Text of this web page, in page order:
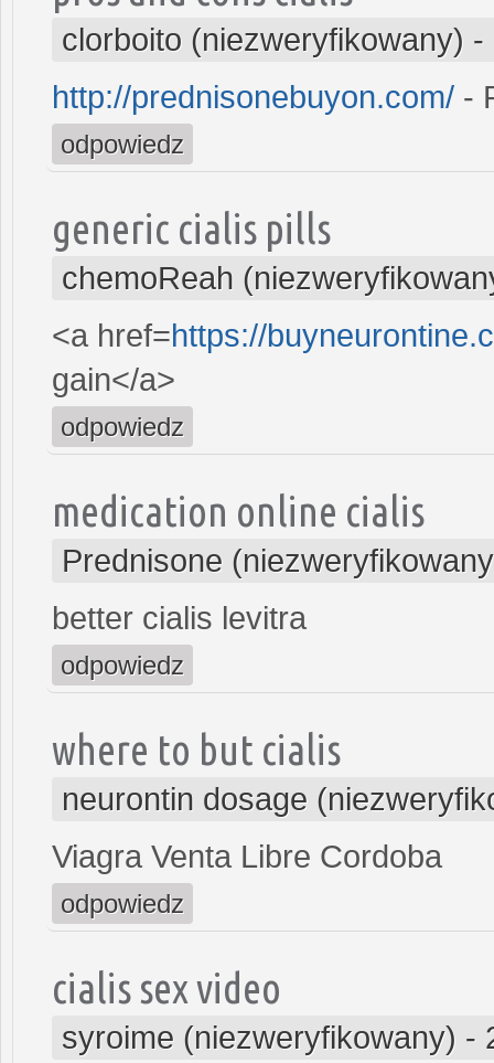
clorboito (niezweryfikowany) -
http://prednisonebuyon.com/ -
odpowiedz
generic cialis pills
chemoReah
<a href=https://
gain</a>
odpowiedz
medication online cialis
Prednisone
better cialis levitra
odpowiedz
where to but cialis
neurontin dosage
Viagra Venta Libre Cordoba
odpowiedz
cialis sex video
syroime (niezweryfikowany) -